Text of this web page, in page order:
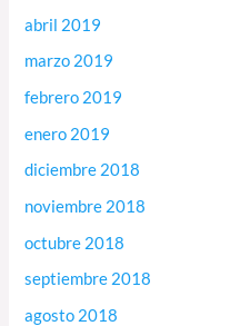
abril 2019
marzo 2019
febrero 2019
enero 2019
diciembre 2018
noviembre 2018
octubre 2018
septiembre 2018
agosto 2018